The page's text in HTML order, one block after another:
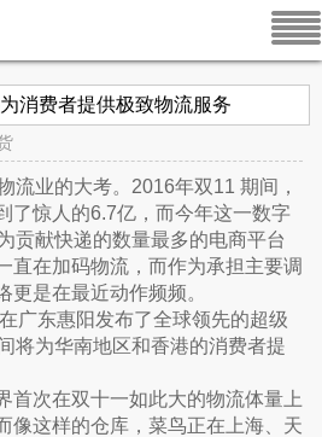
消费者提供极致物流服务
流业的大考。2016年双11 期间，
了惊人的6.7亿，而今年这一数字
贡献快递的数量最多的电商平台
在加码物流，而作为承担主要调
更是在最近动作频频。
广东惠阳发布了全球领先的超级
将为华南地区和香港的消费者提
首次在双十一如此大的物流体量上
像这样的仓库，菜鸟正在上海、天